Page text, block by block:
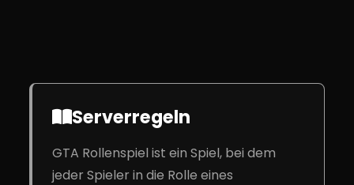
Serverregeln
GTA Rollenspiel ist ein Spiel, bei dem
jeder Spieler in die Rolle eines